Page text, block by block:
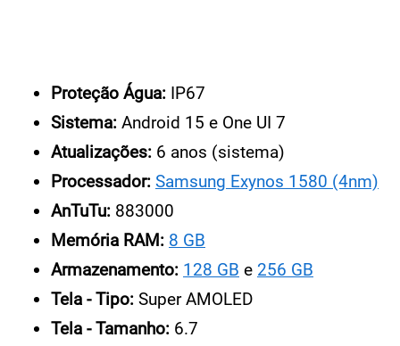
Proteção Água: IP67
Sistema: Android 15 e One UI 7
Atualizações: 6 anos (sistema)
Processador: Samsung Exynos 1580 (4nm)
AnTuTu: 883000
Memória RAM: 8 GB
Armazenamento: 128 GB e 256 GB
Tela - Tipo: Super AMOLED
Tela - Tamanho: 6.7